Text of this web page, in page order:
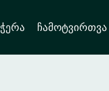
ჩამოტვირთვა